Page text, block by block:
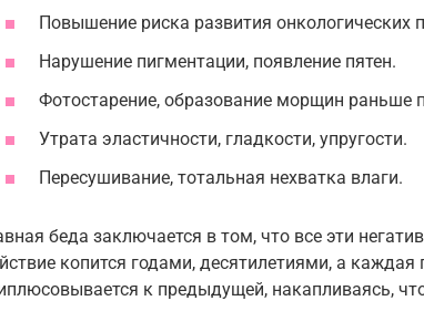
Повышение риска развития онкологических
Нарушение пигментации, появление пятен.
Фотостарение, образование морщин раньше
Утрата эластичности, гладкости, упругости.
Пересушивание, тотальная нехватка влаги.
беда заключается в том, что все эти
копится годами, десятилетиями, а
к предыдущей, накапливаясь,